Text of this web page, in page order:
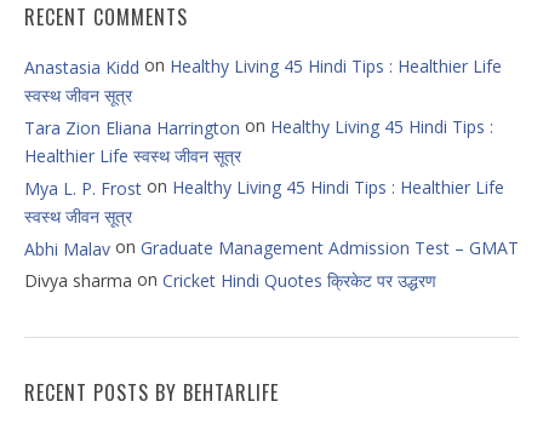
RECENT COMMENTS
Anastasia Kidd on Healthy Living 45 Hindi Tips : Healthier Life
स्वस्थ जीवन सूत्र
Tara Zion Eliana Harrington on Healthy Living 45 Hindi Tips :
Healthier Life स्वस्थ जीवन सूत्र
Mya L. P. Frost on Healthy Living 45 Hindi Tips : Healthier Life
स्वस्थ जीवन सूत्र
Abhi Malav on Graduate Management Admission Test – GMAT
Divya sharma on Cricket Hindi Quotes क्रिकेट पर उद्धरण
RECENT POSTS BY BEHTARLIFE